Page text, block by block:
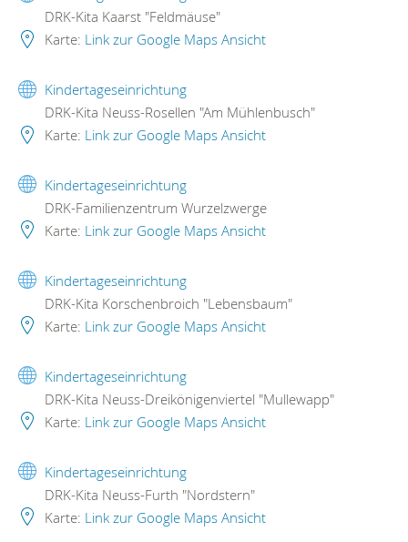
DRK-Kita Kaarst "Feldmäuse"
Karte: Link zur Google Maps Ansicht
Kindertageseinrichtung
DRK-Kita Neuss-Rosellen "Am Mühlenbusch"
Karte: Link zur Google Maps Ansicht
Kindertageseinrichtung
DRK-Familienzentrum Wurzelzwerge
Karte: Link zur Google Maps Ansicht
Kindertageseinrichtung
DRK-Kita Korschenbroich "Lebensbaum"
Karte: Link zur Google Maps Ansicht
Kindertageseinrichtung
DRK-Kita Neuss-Dreikönigenviertel "Mullewapp"
Karte: Link zur Google Maps Ansicht
Kindertageseinrichtung
DRK-Kita Neuss-Furth "Nordstern"
Karte: Link zur Google Maps Ansicht